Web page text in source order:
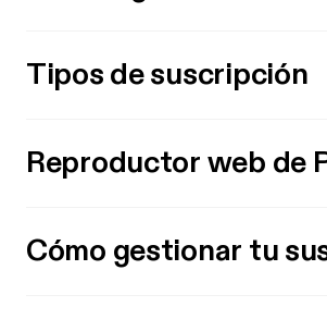
Tipos de suscripción
Reproductor web de
Cómo gestionar tu